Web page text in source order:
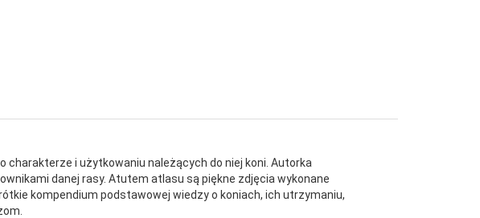
charakterze i użytkowaniu należących do niej koni. Autorka
danej rasy. Atutem atlasu są piękne zdjęcia wykonane
kompendium podstawowej wiedzy o koniach, ich utrzymaniu,